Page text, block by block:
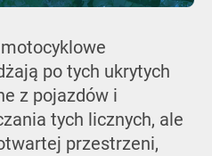
po tych ukrytych
z pojazdów i
tych licznych, ale
przestrzeni,